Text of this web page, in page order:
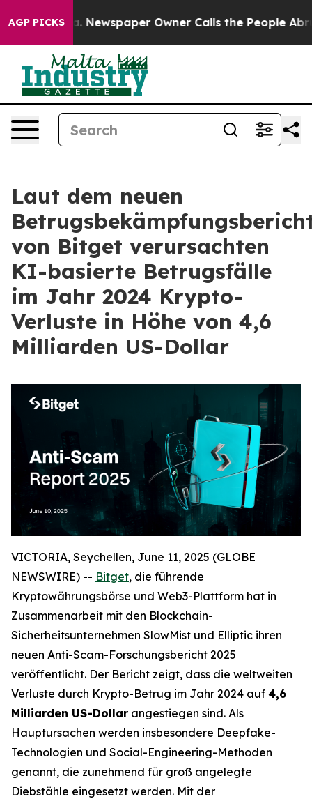
AGP PICKSNewspaper Owner Calls the People Abruptly
Laut dem neuen
von Bitget verursachten
KI-basierte Betrugsfälle
im Jahr 2024 Krypto-
Verluste in Höhe von 4,6
Milliarden US-Dollar
VICTORIA, Seychellen, June 11, 2025 (GLOBE
NEWSWIRE) -- Bitget, die führende
Kryptowährungsbörse und Web3-Plattform hat in
Zusammenarbeit mit den Blockchain-
Sicherheitsunternehmen SlowMist und Elliptic ihren
neuen Anti-Scam-Forschungsbericht 2025
veröffentlicht. Der Bericht zeigt, dass die weltweiten
Verluste durch Krypto-Betrug im Jahr 2024 auf 4,6
Milliarden US-Dollar angestiegen sind. Als
Hauptursachen werden insbesondere Deepfake-
Technologien und Social-Engineering-Methoden
genannt, die zunehmend für groß angelegte
Diebstähle eingesetzt werden. Mit der